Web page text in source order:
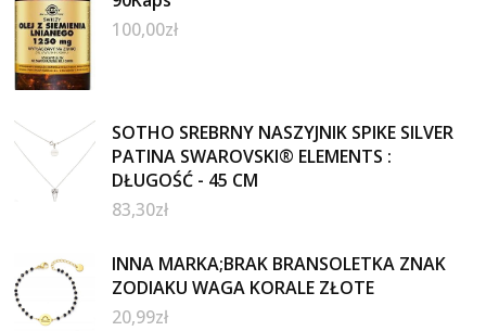
100,00zł
SOTHO SREBRNY NASZYJNIK SPIKE SILVER
PATINA SWAROVSKI® ELEMENTS :
DŁUGOŚĆ - 45 CM
83,30zł
INNA MARKA;BRAK BRANSOLETKA ZNAK
ZODIAKU WAGA KORALE ZŁOTE
20,99zł